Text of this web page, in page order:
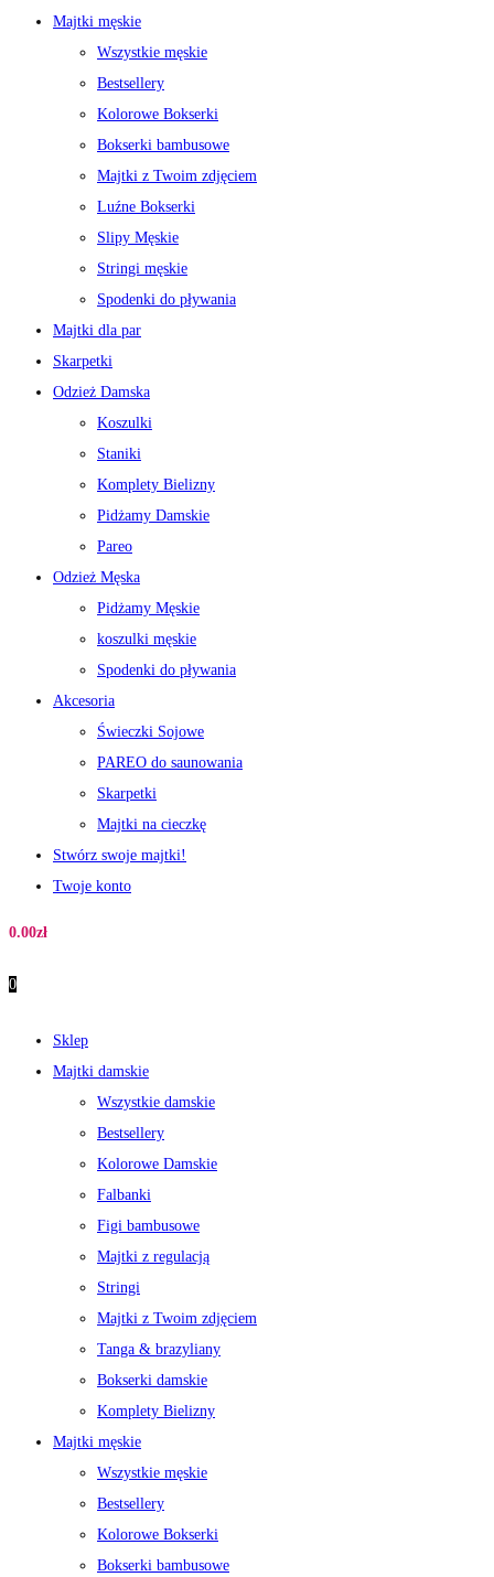
Majtki męskie
Wszystkie męskie
Bestsellery
Kolorowe Bokserki
Bokserki bambusowe
Majtki z Twoim zdjęciem
Luźne Bokserki
Slipy Męskie
Stringi męskie
Spodenki do pływania
Majtki dla par
Skarpetki
Odzież Damska
Koszulki
Staniki
Komplety Bielizny
Pidżamy Damskie
Pareo
Odzież Męska
Pidżamy Męskie
koszulki męskie
Spodenki do pływania
Akcesoria
Świeczki Sojowe
PAREO do saunowania
Skarpetki
Majtki na cieczkę
Stwórz swoje majtki!
Twoje konto
0.00zł
0
Sklep
Majtki damskie
Wszystkie damskie
Bestsellery
Kolorowe Damskie
Falbanki
Figi bambusowe
Majtki z regulacją
Stringi
Majtki z Twoim zdjęciem
Tanga & brazyliany
Bokserki damskie
Komplety Bielizny
Majtki męskie
Wszystkie męskie
Bestsellery
Kolorowe Bokserki
Bokserki bambusowe